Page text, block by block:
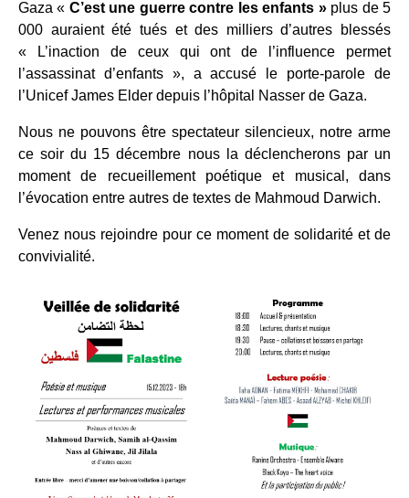
Gaza « C’est une guerre contre les enfants » plus de 5
000 auraient été tués et des milliers d’autres blessés
« L’inaction de ceux qui ont de l’influence permet
l’assassinat d’enfants », a accusé le porte-parole de
l’Unicef James Elder depuis l’hôpital Nasser de Gaza.
Nous ne pouvons être spectateur silencieux, notre arme
ce soir du 15 décembre nous la déclencherons par un
moment de recueillement poétique et musical, dans
l’évocation entre autres de textes de Mahmoud Darwich.
Venez nous rejoindre pour ce moment de solidarité et de
convivialité.